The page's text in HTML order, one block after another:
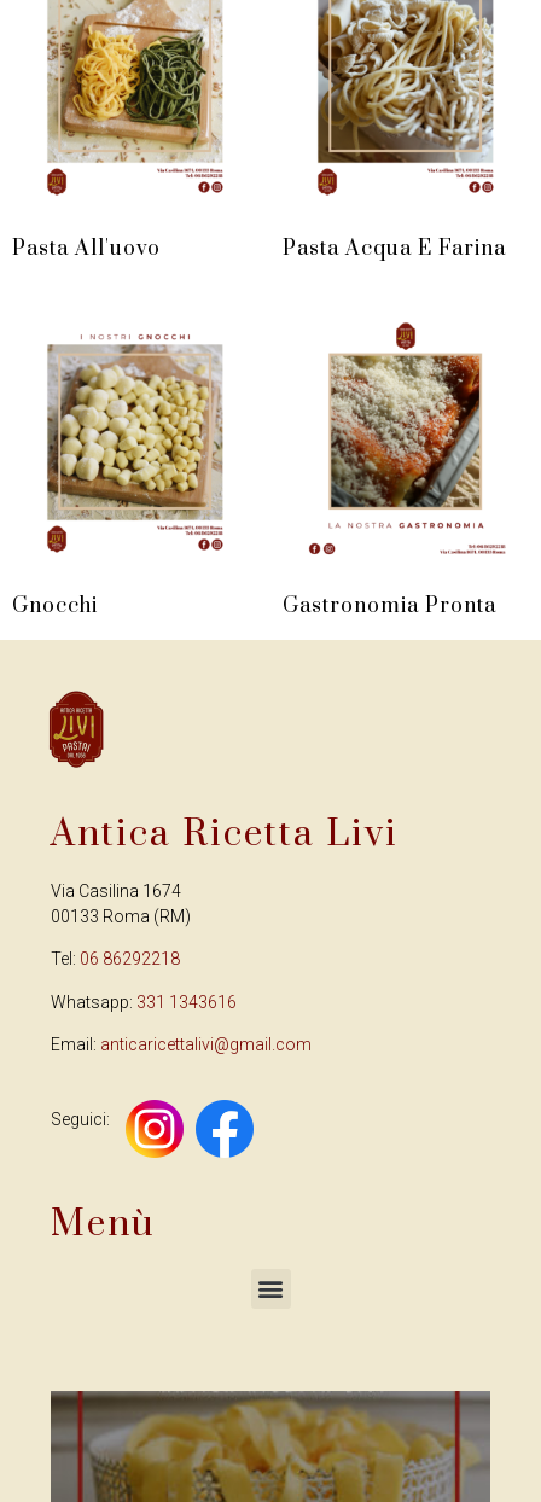
Pasta All'uovo Pasta Acqua E Farina
Gnocchi Gastronomia Pronta
Antica Ricetta Livi
Via Casilina 1674
00133 Roma (RM)
Tel: 06 86292218
Whatsapp: 331 1343616
Email: anticaricettalivi@gmail.com
Seguici:
Menù